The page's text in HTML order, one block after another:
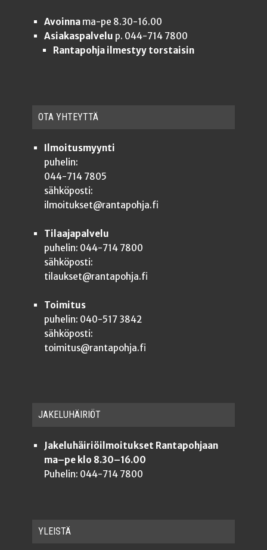
Avoinnama-pe 8.30-16.00
Asiakaspalvelu p. 044-714 7800
Rantapohja ilmestyy torstaisin
OTA YHTEYT­TÄ
Ilmoitusmyynti
puhelin:
044-714 7805
sähköposti:
ilmoitukset@rantapohja.fi
Tilaajapalvelu
puhelin: 044-714 7800
sähköposti:
tilaukset@rantapohja.fi
Toimitus
puhelin: 040-517 3842
sähköposti:
toimitus@rantapohja.fi
JAKE­LU­HÄI­RIÖT
Jakeluhäiriöilmoitukset Rantapohjaan
ma–pe klo 8.30–16.00
Puhelin: 044-714 7800
YLEISTÄ